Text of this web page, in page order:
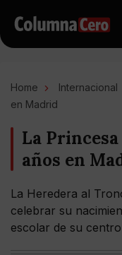
Home Internacional
en Madrid
La
años en
La Heredera al
celebrar su
escolar de su